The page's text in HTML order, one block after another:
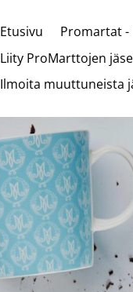
Etusivu Promartat -
Liity ProMarttojen
Ilmoita muuttuneista